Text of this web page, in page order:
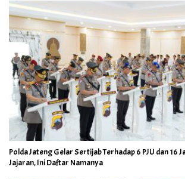
Polda Jateng Gelar Sertijab Terhadap 6 PJU dan 16
Jajaran, Ini Daftar Namanya